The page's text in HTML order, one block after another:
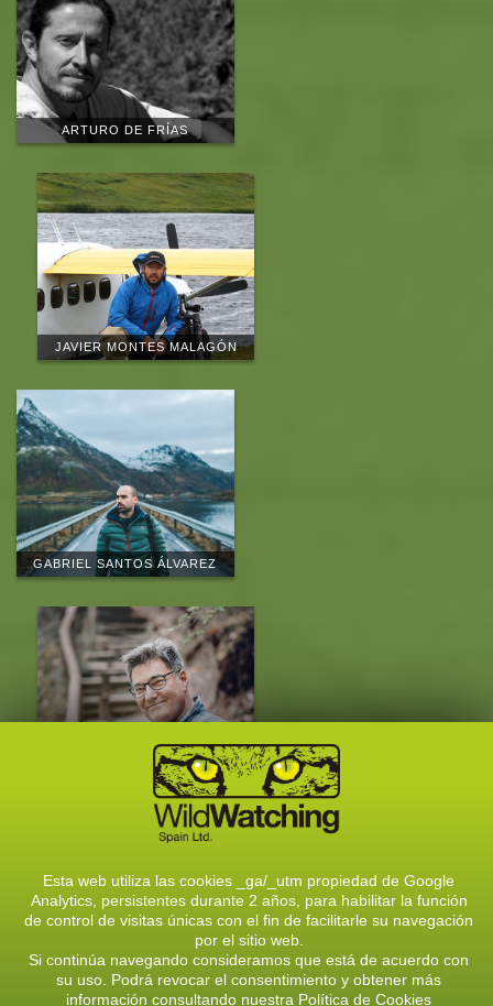
ARTURO DE FRÍAS
JAVIER MONTES MALAGÓN
GABRIEL SANTOS ÁLVAREZ
EDUARDO MARCOS
QUEVEDO
CONOCE AL EQUIPO
CONTACTA CON NOSOTROS
C/ Solasierra, 8, 24900- Riaño (León)
Telf.: 987740805 / 609726444
E-mail:info@wildwatchingspain.com
Esta web utiliza las cookies _ga/_utm propiedad de Google
Analytics, persistentes durante 2 años, para habilitar la función
de control de visitas únicas con el fin de facilitarle su navegación
por el sitio web.
Si continúa navegando consideramos que está de acuerdo con
su uso. Podrá revocar el consentimiento y obtener más
información consultando nuestra Política de Cookies